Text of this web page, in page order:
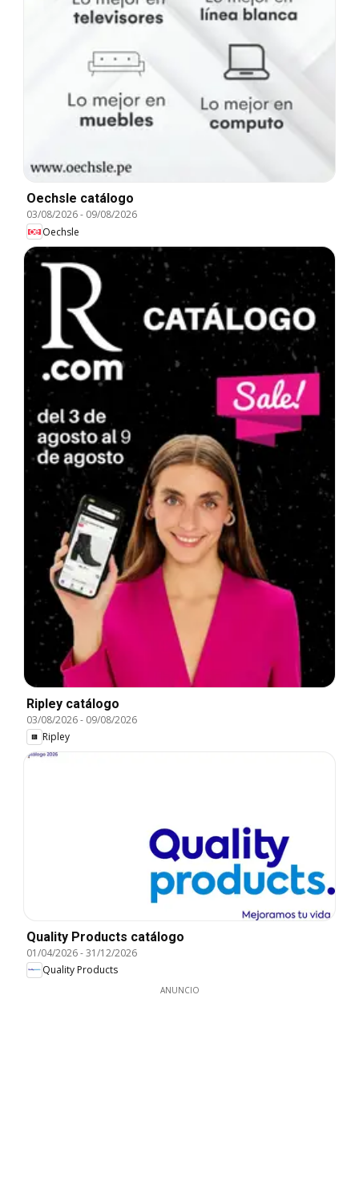
Oechsle catálogo
03/08/2026- 09/08/2026
Oechsle
Ripley catálogo
03/08/2026- 09/08/2026
Ripley
Quality Products catálogo
01/04/2026-31/12/2026
Quality Products
ANUNCIO